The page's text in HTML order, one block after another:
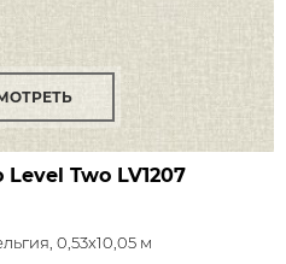
Level TwoLV1207
0,53x10,05 м